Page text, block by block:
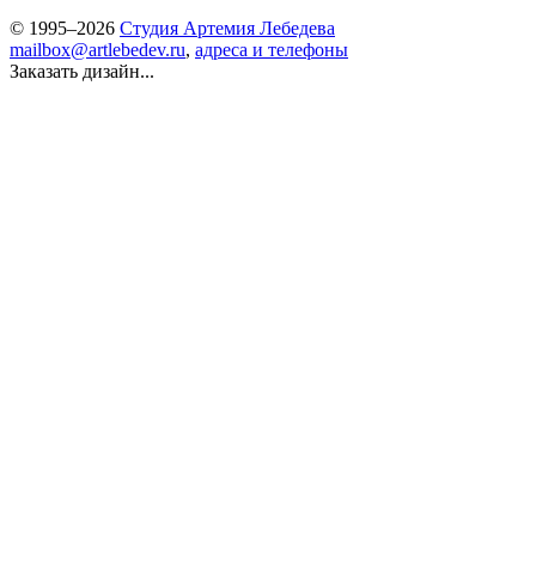
© 1995–2026 Студия Артемия Лебедева
mailbox@artlebedev.ru, адреса и телефоны
Заказать дизайн...